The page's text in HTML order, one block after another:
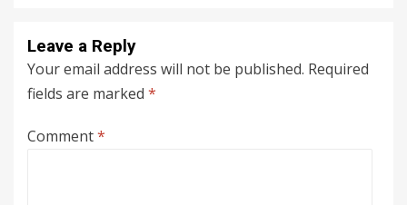
Leave a Reply
Your email address will not be published. Required
fields are marked *
Comment*